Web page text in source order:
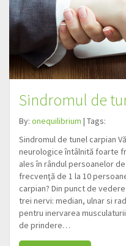
Sindromul de
By: onequilibrium | Tags:
Sindromul de tunel carpian
neurologice întâlnită foarte
ales în rândul persoanelor
frecvenţă de 1 la 10
carpian? Din punct de
trei nervi: median, ulnar si
pentru inervarea
de prindere…